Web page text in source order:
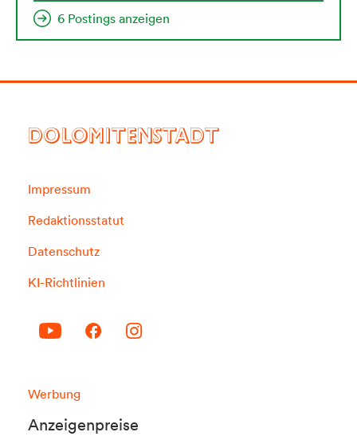
6 Postings anzeigen
DOLOMITENSTADT
Impressum
Redaktionsstatut
Datenschutz
KI-Richtlinien
Werbung
Anzeigenpreise